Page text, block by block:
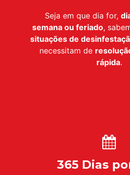
Seja em que dia for,
semana ou feriado,
situações de
necessitam de
rápida.
365 Dias